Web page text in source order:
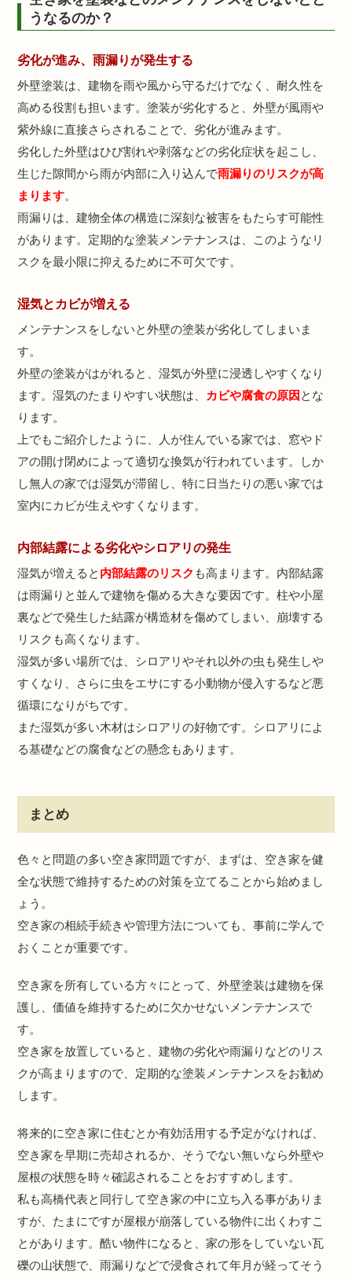
うなるのか？
劣化が進み、雨漏りが発生する
外壁塗装は、建物を雨や風から守るだけでなく、耐久性を
高める役割も担います。塗装が劣化すると、外壁が風雨や
紫外線に直接さらされることで、劣化が進みます。
劣化した外壁はひび割れや剥落などの劣化症状を起こし、
生じた隙間から雨が内部に入り込んで雨漏りのリスクが高
まります。
雨漏りは、建物全体の構造に深刻な被害をもたらす可能性
があります。定期的な塗装メンテナンスは、このようなリ
スクを最小限に抑えるために不可欠です。
湿気とカビが増える
メンテナンスをしないと外壁の塗装が劣化してしまいま
す。
外壁の塗装がはがれると、湿気が外壁に浸透しやすくなり
ます。湿気のたまりやすい状態は、 カビや腐食の原因 とな
ります。
上でもご紹介したように、人が住んでいる家では、窓やド
アの開け閉めによって適切な換気が行われています。しか
し無人の家では湿気が滞留し、特に日当たりの悪い家では
室内にカビが生えやすくなります。
内部結露による劣化やシロアリの発生
湿気が増えると 内部結露のリスク も高まります。内部結露
は雨漏りと並んで建物を傷める大きな要因です。柱や小屋
裏などで発生した結露が構造材を傷めてしまい、崩壊する
リスクも高くなります。
湿気が多い場所では、シロアリやそれ以外の虫も発生しや
すくなり、さらに虫をエサにする小動物が侵入するなど悪
循環になりがちです。
また湿気が多い木材はシロアリの好物です。シロアリによ
る基礎などの腐食などの懸念もあります。
まとめ
色々と問題の多い空き家問題ですが、まずは、空き家を健
全な状態で維持するための対策を立てることから始めまし
ょう。
空き家の相続手続きや管理方法についても、事前に学んで
おくことが重要です。
空き家を所有している方々にとって、外壁塗装は建物を保
護し、価値を維持するために欠かせないメンテナンスで
す。
空き家を放置していると、建物の劣化や雨漏りなどのリス
クが高まりますので、定期的な塗装メンテナンスをお勧め
します。
将来的に空き家に住むとか有効活用する予定がなければ、
空き家を早期に売却されるか、そうでない無いなら外壁や
屋根の状態を時々確認されることをおすすめします。
私も高橋代表と同行して空き家の中に立ち入る事がありま
すが、たまにですが屋根が崩落している物件に出くわすこ
とがあります。酷い物件になると、家の形をしていない瓦
礫の山状態で、雨漏りなどで浸食されて年月が経ってそう